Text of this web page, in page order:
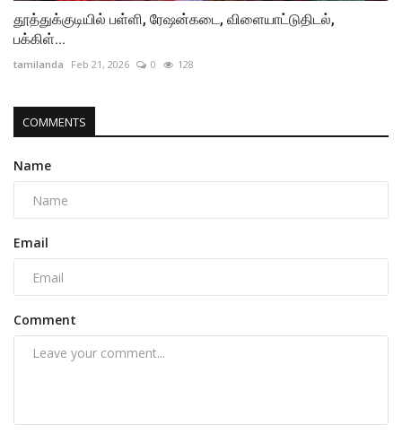
தூத்துக்குடியில் பள்ளி, ரேஷன்கடை, விளையாட்டுதிடல்,
பக்கிள்...
tamilanda Feb 21, 2026 0 128
COMMENTS
Name
Email
Comment